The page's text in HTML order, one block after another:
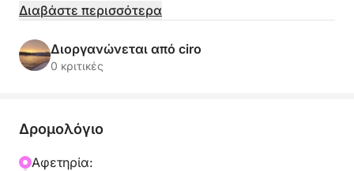
Αναχωρώντας από την υπέροχη Μαρίνα
παραδοσιακό μας σκάφος (140 HP), ιδανικό για
εξερεύνηση κόλπων και σπηλαίων.
Προτσίντα και στη συνέχεια διασχίζει το κανάλι για
σχεδιαστεί για να σας δώσει μια γεύση από τα
Διαβάστε περισσότερα
Διοργανώνεται από ciro
0 κριτικές
Δρομολόγιο
Αφετηρία: